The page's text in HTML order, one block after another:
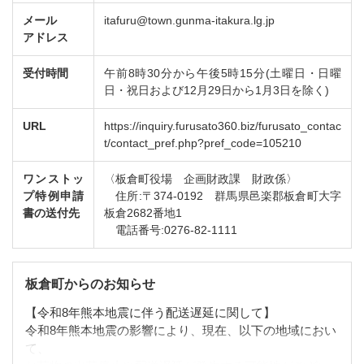
メール
アドレス
itafuru@town.gunma-itakura.lg.jp
受付時間
午前8時30分から午後5時15分(土曜日・日曜
日・祝日および12月29日から1月3日を除く)
URL
https://inquiry.furusato360.biz/furusato_contac
t/contact_pref.php?pref_code=105210
ワンストッ
プ特例申請
書の送付先
〈板倉町役場 企画財政課 財政係〉
住所:〒374-0192 群馬県邑楽郡板倉町大字
板倉2682番地1
電話番号:0276-82-1111
板倉町からのお知らせ
【令和8年熊本地震に伴う配送遅延に関して】
令和8年熊本地震の影響により、現在、以下の地域におい
て、